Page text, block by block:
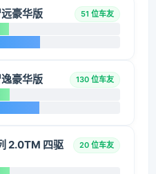
豪华版 51 位车友
豪华版 130 位车友
2.0TM 四驱
20 位车友